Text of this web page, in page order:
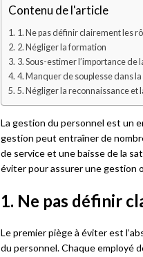
Contenu de l'article
1. Ne pas définir clairement les
2. Négliger la formation
3. Sous-estimer l’importance de
4. Manquer de souplesse dans
5. Négliger la reconnaissance et
La gestion du personnel est un
gestion peut entraîner de
de service et une baisse de la
éviter pour assurer une gestion
1. Ne pas définir
Le premier piège à éviter est
du personnel. Chaque employé